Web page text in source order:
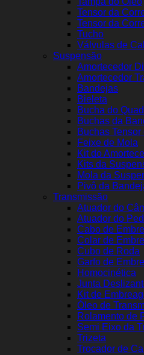
Tensor da
Tensor da
Tucho
Válvulas de
Suspensão
Amortecedor
Amortecedor
Bandejas
Bieleta
Bucha do
Buchas da
Buchas
Feixe de Mola
Kit do
Kits da
Mola da
Pivô da
Transmissão
Atuador do
Atuador do
Cabo de
Colar de
Cubo de Roda
Garfo de
Homocinética
Junta
Kit de
Óleo de
Rolamento de
Semi Eixo da
Trizeta
Trocador de